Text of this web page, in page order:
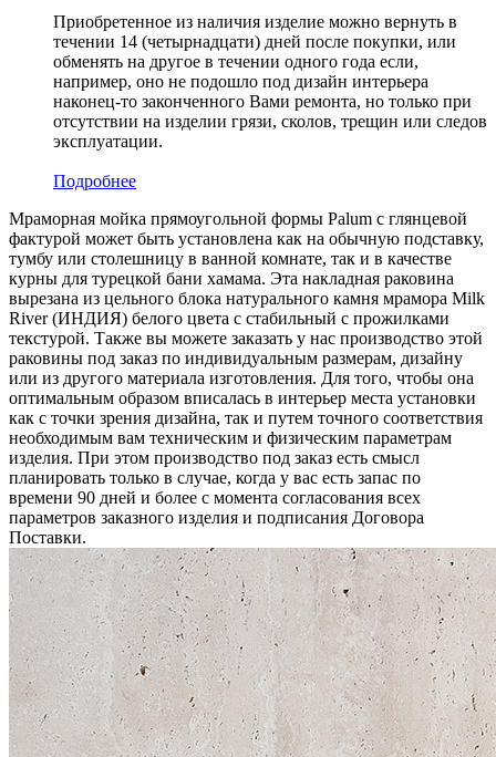
Приобретенное из наличия изделие можно вернуть в
течении 14 (четырнадцати) дней после покупки, или
обменять на другое в течении одного года если,
например, оно не подошло под дизайн интерьера
наконец-то законченного Вами ремонта, но только при
отсутствии на изделии грязи, сколов, трещин или следов
эксплуатации.
Подробнее
Мраморная мойка прямоугольной формы Palum с глянцевой
фактурой может быть установлена как на обычную подставку,
тумбу или столешницу в ванной комнате, так и в качестве
курны для турецкой бани хамама. Эта накладная раковина
вырезана из цельного блока натурального камня мрамора Milk
River (ИНДИЯ) белого цвета c стабильный с прожилками
текстурой. Также вы можете заказать у нас производство этой
раковины под заказ по индивидуальным размерам, дизайну
или из другого материала изготовления. Для того, чтобы она
оптимальным образом вписалась в интерьер места установки
как с точки зрения дизайна, так и путем точного соответствия
необходимым вам техническим и физическим параметрам
изделия. При этом производство под заказ есть смысл
планировать только в случае, когда у вас есть запас по
времени 90 дней и более с момента согласования всех
параметров заказного изделия и подписания Договора
Поставки.